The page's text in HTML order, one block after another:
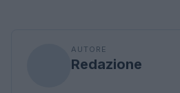
AUTORE
Redazione